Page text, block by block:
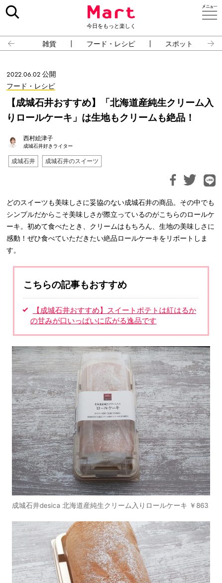
今日をもっと楽しく
雑貨 フード・レシピ スポット
2022.06.02 公開
フード・レシピ
【成城石井おすすめ】「北海道産純生クリーム入
りロールケーキ」は生地もクリームも絶品！
西村絵津子
成城石井好きライター
成城石井 成城石井のスイーツ
どのスイーツも美味しさに妥協のない成城石井の商品。その中でも
シンプルだからこそ美味しさが際立っているのがこちらのロールケ
ーキ。初めて食べたとき、クリームはもちろん、生地の美味しさに
感動！ぜひ食べていただきたい絶品ロールケーキをリポートしま
す。
こちらの記事もおすすめ
【成城石井おすすめ】スイートポテトは紅はるか
の甘みが口いっぱいに広がる逸品です
成城石井desica 北海道産純生クリーム入りロールケーキ ￥863